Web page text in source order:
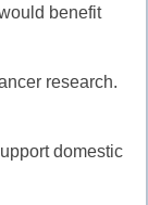
benefit
research.
domestic